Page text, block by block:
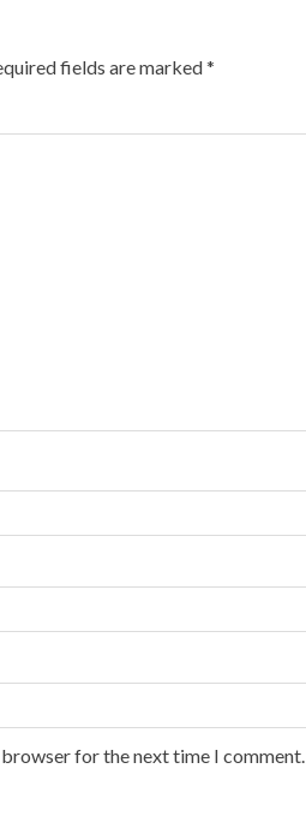
fields are marked*
browser for the next time I comment.